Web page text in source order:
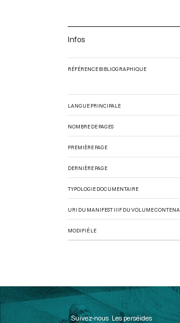
Infos
RÉFÉRENCE BIBLIOGRAPHIQUE
LANGUE PRINCIPALE
NOMBRE DE PAGES
PREMIÈRE PAGE
DERNIÈRE PAGE
TYPOLOGIE DOCUMENTAIRE
URI DU MANIFEST IIIF DU VOLUME
MODIFIÉ LE
Suivez-nous Les perséides